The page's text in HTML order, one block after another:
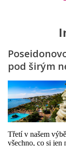
pod širým
Třetí v našem
všechno, co si jen